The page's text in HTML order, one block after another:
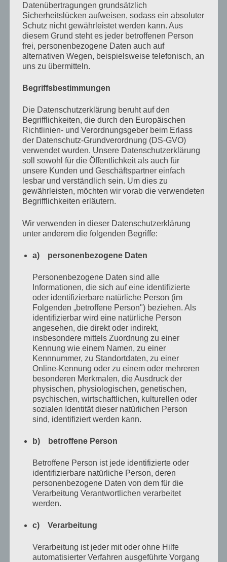
gute Bulle. Sei mein philanthropisches Gegengewicht.«
Ich habe Schlimmeres erwartet. Das klingt tatsächlich,
als könne es Spaß machen und ungefährlich sein.
gut wird. Deine Kurzgeschichten in Literatur waren
früher immer der Knaller. Du hättest nie aufhören sollen
zu schreiben. Ich hab immer gedacht, aus dir würde mal
Schriftsteller werden.«
Das dachte ich damals auch, aber es kam einfach zu
viel dazwischen und irgendwann passten sich die
Träume dem Leben an, statt andersherum, wie es
»Alter, komm schon, sag ja.«
nachgedacht, mal wieder etwas auf’s Papier zu bringen,
zu gucken, ob ich es noch kann. Dann eben so. Warum
nicht. Ich bin kurz versucht, ihn noch etwas betteln zu
lassen, weil er mich schon wieder angealtert hat und
weil mir seine Bemühungen auch irgendwie gefallen,
beschließe dann aber, mir die Energie zu sparen. Die
werde ich morgen in der Schule nämlich noch
brauchen. Ausflug ins Berufsbildungszentrum. Das wird
wieder ein Spaß. Ich bestelle noch zwei Schnäpse und
verspüre den drängenden Wunsch, mich so richtig zu
besaufen und morgen einfach krank zu machen. Rocko
würde es tun.
»Ok, ich kann’s ja mal versuchen.«
»Geil, Alter! Das feiern wir!«
Während Rocko noch eine Runde bestellt, bete ich
irgendwann ein ausgewachsener Elefant wird. Und
Datenübertragungen grundsätzlich
Sicherheitslücken aufweisen, sodass ein absoluter
Schutz nicht gewährleistet werden kann. Aus
diesem Grund steht es jeder betroffenen Person
frei, personenbezogene Daten auch auf
alternativen Wegen, beispielsweise telefonisch, an
uns zu übermitteln.
Begriffsbestimmungen
Die Datenschutzerklärung beruht auf den
Begrifflichkeiten, die durch den Europäischen
Richtlinien- und Verordnungsgeber beim Erlass
der Datenschutz-Grundverordnung (DS-GVO)
verwendet wurden. Unsere Datenschutzerklärung
soll sowohl für die Öffentlichkeit als auch für
unsere Kunden und Geschäftspartner einfach
lesbar und verständlich sein. Um dies zu
gewährleisten, möchten wir vorab die verwendeten
Begrifflichkeiten erläutern.
Wir verwenden in dieser Datenschutzerklärung
unter anderem die folgenden Begriffe:
a) personenbezogene Daten
Personenbezogene Daten sind alle
Informationen, die sich auf eine identifizierte
oder identifizierbare natürliche Person (im
Folgenden „betroffene Person") beziehen. Als
identifizierbar wird eine natürliche Person
angesehen, die direkt oder indirekt,
insbesondere mittels Zuordnung zu einer
Kennung wie einem Namen, zu einer
Kennnummer, zu Standortdaten, zu einer
Online-Kennung oder zu einem oder mehreren
besonderen Merkmalen, die Ausdruck der
physischen, physiologischen, genetischen,
psychischen, wirtschaftlichen, kulturellen oder
sozialen Identität dieser natürlichen Person
sind, identifiziert werden kann.
b) betroffene Person
Betroffene Person ist jede identifizierte oder
identifizierbare natürliche Person, deren
personenbezogene Daten von dem für die
Verarbeitung Verantwortlichen verarbeitet
werden.
c) Verarbeitung
Verarbeitung ist jeder mit oder ohne Hilfe
automatisierter Verfahren ausgeführte Vorgang